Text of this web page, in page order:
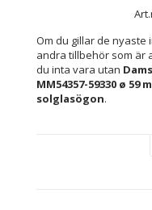
Om du gillar de nyaste
andra tillbehör som är
du inta vara utan
MM54357-59330 ø 59
solglasögon.